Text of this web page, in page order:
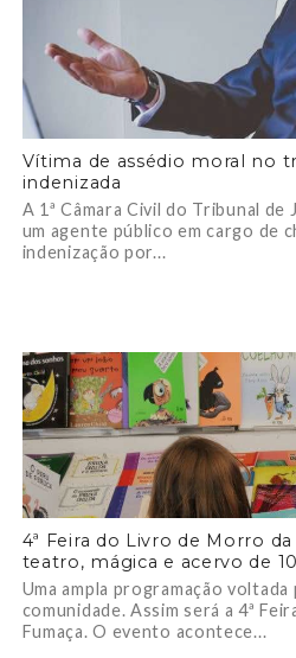
Vítima de assédio moral no
indenizada
A 1ª Câmara Civil do Tribunal de
um agente público em cargo de
indenização por...
4ª Feira do Livro de Morro
teatro, mágica e acervo de
Uma ampla programação voltada
comunidade. Assim será a 4ª
Fumaça. O evento acontece...